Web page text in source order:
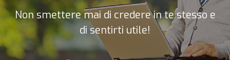
Non smettere mai di credere in te stesso e
di sentirti utile!